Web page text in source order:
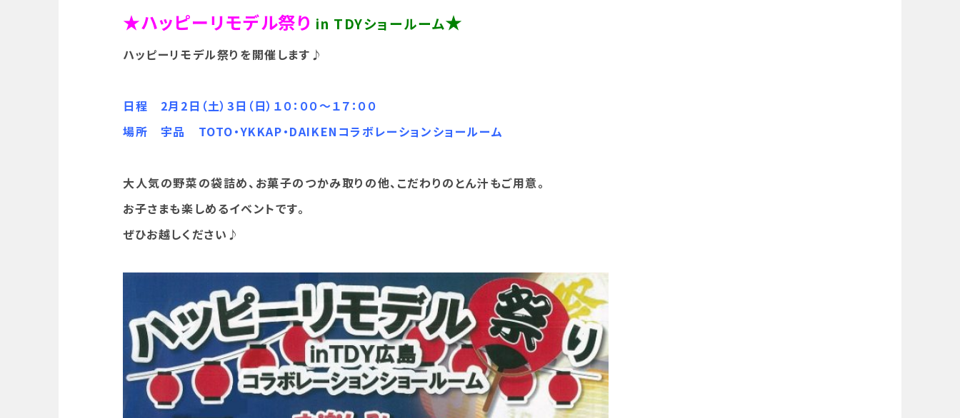
★ハッピーリモデル祭り in TDYショールーム★
ハッピーリモデル祭りを開催します♪
日程 2月2日（土）3日（日）１０：００～１７：００
場所 宇品 TOTO・YKKAP・DAIKENコラボレーションショールーム
大人気の野菜の袋詰め、お菓子のつかみ取りの他、こだわりのとん汁もご用意。
お子さまも楽しめるイベントです。
ぜひお越しください♪